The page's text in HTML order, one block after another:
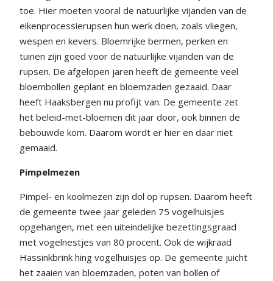
toe. Hier moeten vooral de natuurlijke vijanden van de
eikenprocessierupsen hun werk doen, zoals vliegen,
wespen en kevers. Bloemrijke bermen, perken en
tuinen zijn goed voor de natuurlijke vijanden van de
rupsen. De afgelopen jaren heeft de gemeente veel
bloembollen geplant en bloemzaden gezaaid. Daar
heeft Haaksbergen nu profijt van. De gemeente zet
het beleid-met-bloemen dit jaar door, ook binnen de
bebouwde kom. Daarom wordt er hier en daar niet
gemaaid.
Pimpelmezen
Pimpel- en koolmezen zijn dol op rupsen. Daarom heeft
de gemeente twee jaar geleden 75 vogelhuisjes
opgehangen, met een uiteindelijke bezettingsgraad
met vogelnestjes van 80 procent. Ook de wijkraad
Hassinkbrink hing vogelhuisjes op. De gemeente juicht
het zaaien van bloemzaden, poten van bollen of